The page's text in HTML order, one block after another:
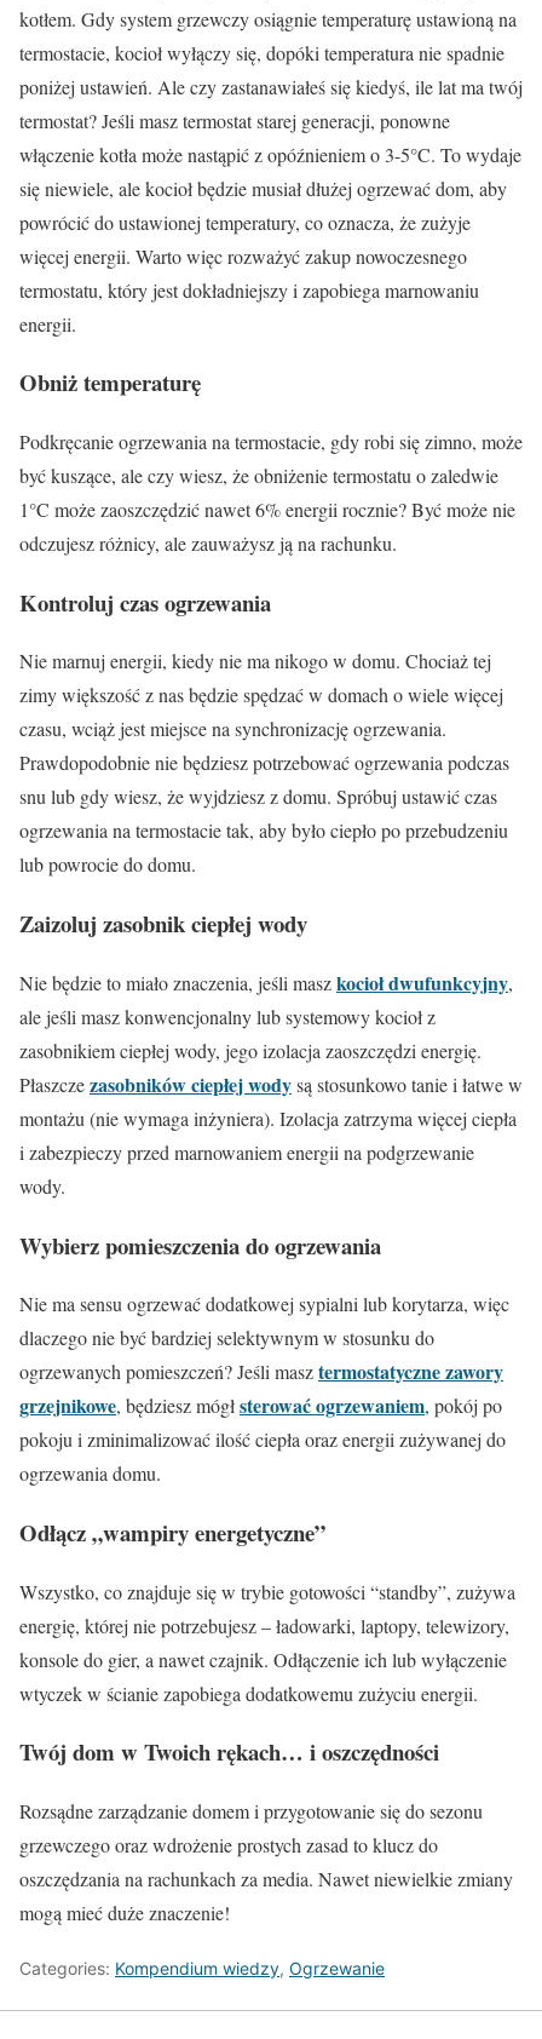
kotłem. Gdy system grzewczy osiągnie temperaturę ustawioną na
termostacie, kocioł wyłączy się, dopóki temperatura nie spadnie
poniżej ustawień. Ale czy zastanawiałeś się kiedyś, ile lat ma twój
termostat? Jeśli masz termostat starej generacji, ponowne
włączenie kotła może nastąpić z opóźnieniem o 3-5°C. To wydaje
się niewiele, ale kocioł będzie musiał dłużej ogrzewać dom, aby
powrócić do ustawionej temperatury, co oznacza, że zużyje
więcej energii. Warto więc rozważyć zakup nowoczesnego
termostatu, który jest dokładniejszy i zapobiega marnowaniu
energii.
Obniż temperaturę
Podkręcanie ogrzewania na termostacie, gdy robi się zimno, może
być kuszące, ale czy wiesz, że obniżenie termostatu o zaledwie
1°C może zaoszczędzić nawet 6% energii rocznie? Być może nie
odczujesz różnicy, ale zauważysz ją na rachunku.
Kontroluj czas ogrzewania
Nie marnuj energii, kiedy nie ma nikogo w domu. Chociaż tej
zimy większość z nas będzie spędzać w domach o wiele więcej
czasu, wciąż jest miejsce na synchronizację ogrzewania.
Prawdopodobnie nie będziesz potrzebować ogrzewania podczas
snu lub gdy wiesz, że wyjdziesz z domu. Spróbuj ustawić czas
ogrzewania na termostacie tak, aby było ciepło po przebudzeniu
lub powrocie do domu.
Zaizoluj zasobnik ciepłej wody
Nie będzie to miało znaczenia, jeśli maszkocioł dwufunkcyjny,
ale jeśli masz konwencjonalny lub systemowy kocioł z
zasobnikiem ciepłej wody, jego izolacja zaoszczędzi energię.
Płaszczezasobników ciepłej wodysą stosunkowo tanie i łatwe w
montażu (nie wymaga inżyniera). Izolacja zatrzyma więcej ciepła
i zabezpieczy przed marnowaniem energii na podgrzewanie
wody.
Wybierz pomieszczenia do ogrzewania
Nie ma sensu ogrzewać dodatkowej sypialni lub korytarza, więc
dlaczego nie być bardziej selektywnym w stosunku do
ogrzewanych pomieszczeń? Jeśli masztermostatyczne zawory
grzejnikowe, będziesz mógłsterować ogrzewaniem, pokój po
pokoju i zminimalizować ilość ciepła oraz energii zużywanej do
ogrzewania domu.
Odłącz „wampiry energetyczne”
Wszystko, co znajduje się w trybie gotowości “standby”, zużywa
energię, której nie potrzebujesz – ładowarki, laptopy, telewizory,
konsole do gier, a nawet czajnik. Odłączenie ich lub wyłączenie
wtyczek w ścianie zapobiega dodatkowemu zużyciu energii.
Twój dom w Twoich rękach… i oszczędności
Rozsądne zarządzanie domem i przygotowanie się do sezonu
grzewczego oraz wdrożenie prostych zasad to klucz do
oszczędzania na rachunkach za media. Nawet niewielkie zmiany
mogą mieć duże znaczenie!
Categories: Kompendium wiedzy, Ogrzewanie